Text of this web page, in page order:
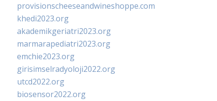
provisionscheeseandwineshoppe.com
khedi2023.org
akademikgeriatri2023.org
marmarapediatri2023.org
emchie2023.org
girisimselradyoloji2022.org
utcd2022.org
biosensor2022.org